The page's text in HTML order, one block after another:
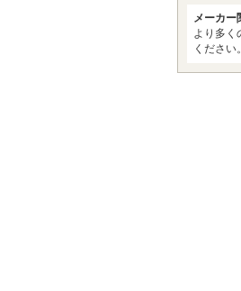
メーカー
より多く
ください。